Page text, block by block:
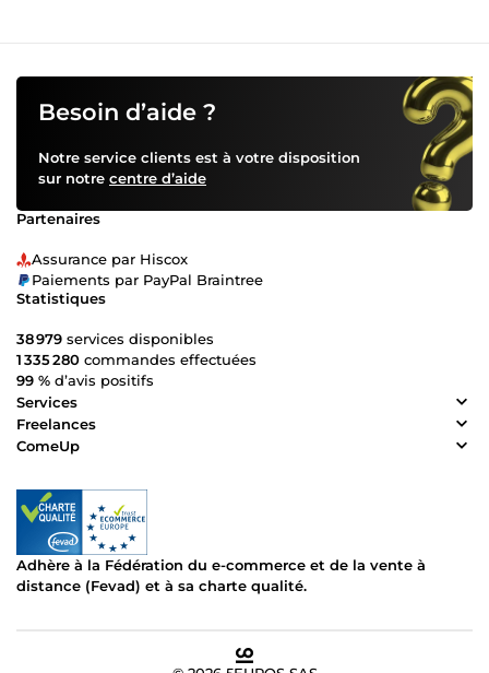
Besoin d’aide ?
Notre service clients est à votre disposition
sur notre centre d’aide
Partenaires
Assurance par Hiscox
Paiements par PayPal Braintree
Statistiques
38 979 services disponibles
1 335 280 commandes effectuées
99 % d’avis positifs
Services
Freelances
ComeUp
Adhère à la Fédération du e-commerce et de la vente à
distance (Fevad) et à sa charte qualité.